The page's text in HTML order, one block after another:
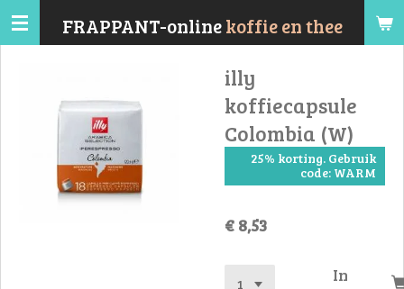
Ga
hoofdinhoud
FRAPPANT-onlinekoffie en thee
illy
koffiecapsule
Colombia (W)
25% korting. Gebruik
code: WARM
€ 8,53
In